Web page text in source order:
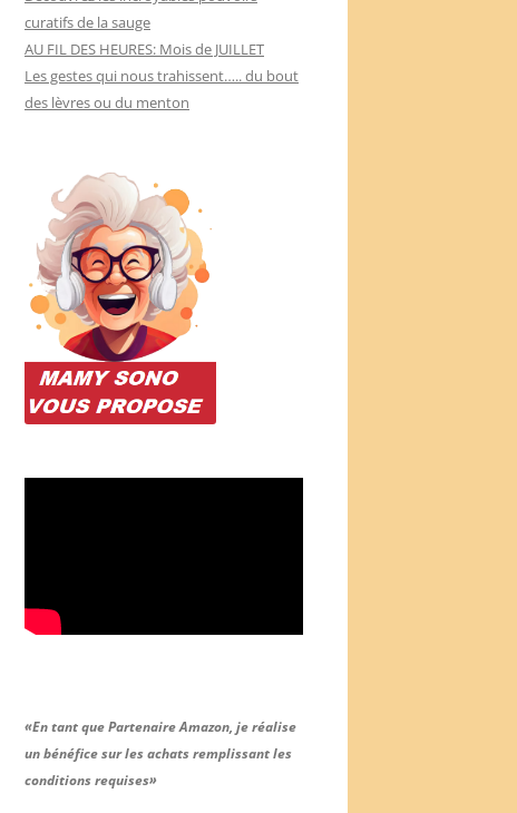
curatifs de la sauge
AU FIL DES HEURES: Mois de JUILLET
Les gestes qui nous trahissent….. du bout
des lèvres ou du menton
«En tant que Partenaire Amazon, je réalise
un bénéfice sur les achats remplissant les
conditions requises»